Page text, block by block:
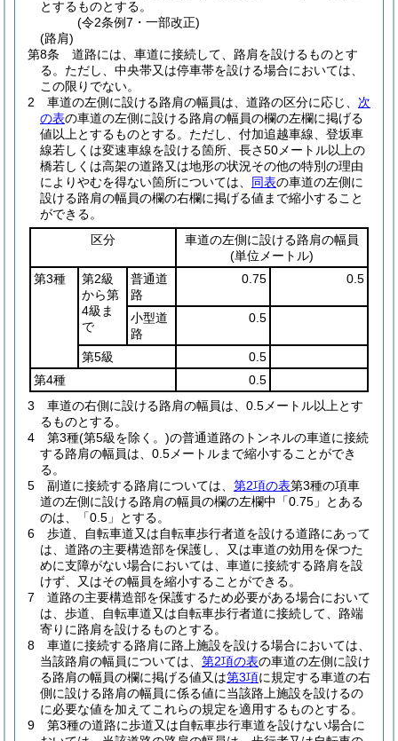
とするものとする。
(令2条例7・一部改正)
(路肩)
第8条
道路には、車道に接続して、路肩を設けるものとす
る。 ただし、中央帯又は停車帯を設ける場合においては、
この限りでない。
2
車道の左側に設ける路肩の幅員は、道路の区分に応じ、 次
の表の車道の左側に設ける路肩の幅員の欄の左欄に掲げる
値以上とするものとする。 ただし、付加追越車線、登坂車
線若しくは変速車線を設ける箇所、長さ50メートル以上の
橋若しくは高架の道路又は地形の状況その他の特別の理由
によりやむを得ない箇所については、 同表の車道の左側に
設ける路肩の幅員の欄の右欄に掲げる値まで縮小すること
ができる。
区分
車道の左側に設ける路肩の幅員
(単位メートル)
第3種
第2級
から第
4級ま
で
普通道
路
0.75 0.5
小型道
路
0.5
第5級
0.5
第4種
0.5
3
車道の右側に設ける路肩の幅員は、0.5メートル以上とす
るものとする。
4
第3種(第5級を除く。)の普通道路のトンネルの車道に接続
する路肩の幅員は、0.5メートルまで縮小することができ
る。
5
副道に接続する路肩については、 第2項の表第3種の項車
道の左側に設ける路肩の幅員の欄の左欄中「0.75」とある
のは、「0.5」とする。
6
歩道、自転車道又は自転車歩行者道を設ける道路にあって
は、道路の主要構造部を保護し、又は車道の効用を保つた
めに支障がない場合においては、車道に接続する路肩を設
けず、又はその幅員を縮小することができる。
7
道路の主要構造部を保護するため必要がある場合において
は、歩道、自転車道又は自転車歩行者道に接続して、路端
寄りに路肩を設けるものとする。
8
車道に接続する路肩に路上施設を設ける場合においては、
当該路肩の幅員については、 第2項の表の車道の左側に設け
る路肩の幅員の欄に掲げる値又は第3項に規定する車道の右
側に設ける路肩の幅員に係る値に当該路上施設を設けるの
に必要な値を加えてこれらの規定を適用するものとする。
9
第3種の道路に歩道又は自転車歩行車道を設けない場合に